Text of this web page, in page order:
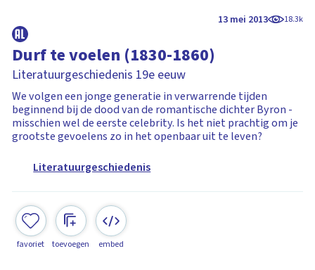
13 mei 2013 18.3k
Durf te voelen (1830-1860)
Literatuurgeschiedenis 19e eeuw
We volgen een jonge generatie in verwarrende tijden
beginnend bij de dood van de romantische dichter Byron -
misschien wel de eerste celebrity. Is het niet prachtig om je
grootste gevoelens zo in het openbaar uit te leven?
Literatuurgeschiedenis
favoriet toevoegen embed